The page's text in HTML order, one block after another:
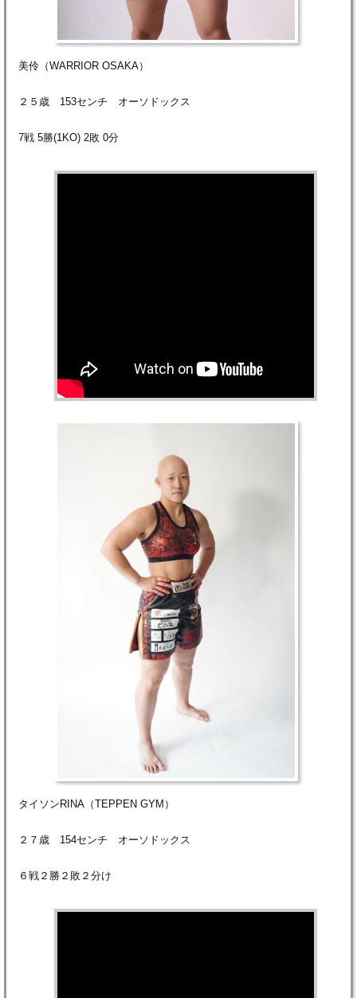
美伶（WARRIOR OSAKA）
２５歳 153センチ オーソドックス
7戦 5勝(1KO) 2敗 0分
タイソンRINA（TEPPEN GYM）
２７歳 154センチ オーソドックス
６戦２勝２敗２分け